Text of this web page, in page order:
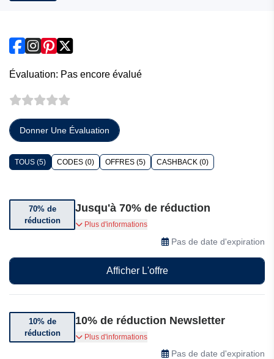
Évaluation: Pas encore évalué
Donner Une Évaluation
TOUS (5) CODES (0) OFFRES (5) CASHBACK (0)
70% de
réduction
Jusqu'à 70% de réduction
Jusqu'à 70% de réduction sur une sélection
Plus d'informations
Pas de date d'expiration
Afficher L'offre
10% de
réduction
10% de réduction Newsletter
Abonnez-vous et bénéficiez de 10% de
réduction sur votre première commande
Plus d'informations
Pas de date d'expiration